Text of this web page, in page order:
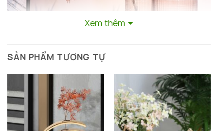
Xem thêm
SẢN PHẨM TƯƠNG TỰ